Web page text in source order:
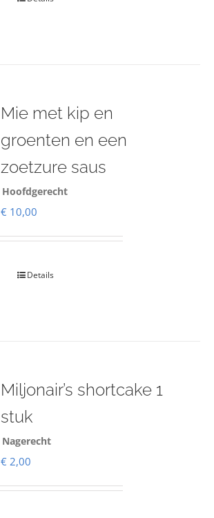
Mie met kip en
groenten en een
zoetzure saus
Hoofdgerecht
€ 10,00
Details
Miljonair’s shortcake 1
stuk
Nagerecht
€ 2,00